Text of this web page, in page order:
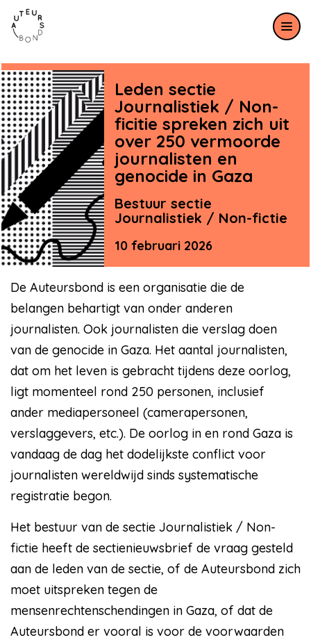
Meteen naar de content
Leden sectie
Journalistiek / Non-
ficitie spreken zich uit
over 250 vermoorde
journalisten en
genocide in Gaza
Bestuur sectie
Journalistiek / Non-fictie
10 februari 2026
De Auteursbond is een organisatie die de
belangen behartigt van onder anderen
journalisten. Ook journalisten die verslag doen
van de genocide in Gaza. Het aantal journalisten,
dat om het leven is gebracht tijdens deze oorlog,
ligt momenteel rond 250 personen, inclusief
ander mediapersoneel (camerapersonen,
verslaggevers, etc.). De oorlog in en rond Gaza is
vandaag de dag het dodelijkste conflict voor
journalisten wereldwijd sinds systematische
registratie begon.
Het bestuur van de sectie Journalistiek / Non-
fictie heeft de sectienieuwsbrief de vraag gesteld
aan de leden van de sectie, of de Auteursbond zich
moet uitspreken tegen de
mensenrechtenschendingen in Gaza, of dat de
Auteursbond er vooral is voor de voorwaarden